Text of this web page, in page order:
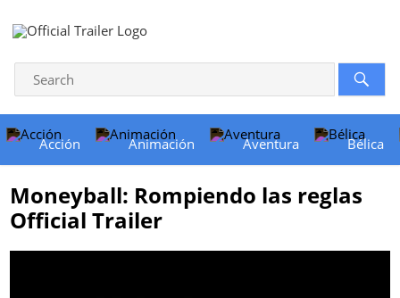
Acción Animación Aventura Bélica
Moneyball: Rompiendo las reglas
Official Trailer